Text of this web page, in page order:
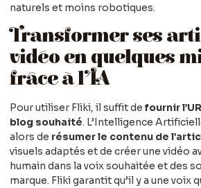
naturels et moins robotiques.
Transformer ses
vidéo en quelques
frâce à l’IA
Pour utiliser Fliki, il suffit de fournir
blog souhaité. L’Intelligence
alors de résumer le contenu de
visuels adaptés et de créer une vidéo
humain dans la voix souhaitée et des
marque. Fliki garantit qu’il y a une voix